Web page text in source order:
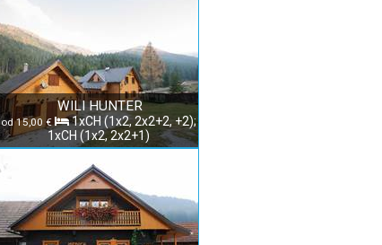
WILI HUNTER
od 15,00 €
1xCH (1x2, 2x2+2, +2);
1xCH (1x2, 2x2+1)